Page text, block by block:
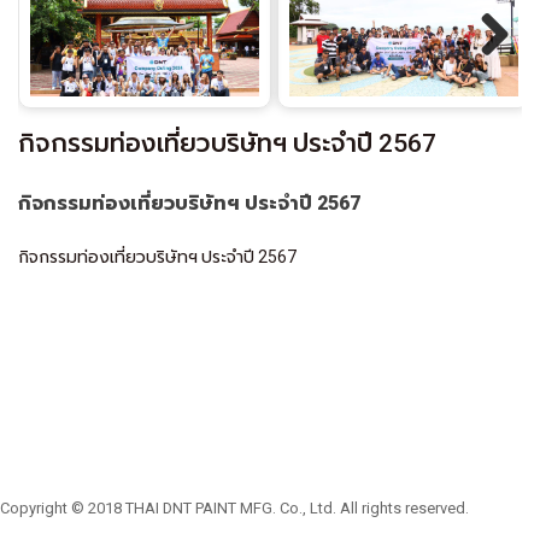
Next
กิจกรรมท่องเที่ยวบริษัทฯ ประจำปี 2567
กิจกรรมท่องเที่ยวบริษัทฯ ประจำปี 2567
กิจกรรมท่องเที่ยวบริษัทฯ ประจำปี 2567
Copyright © 2018 THAI DNT PAINT MFG. Co., Ltd. All rights reserved.